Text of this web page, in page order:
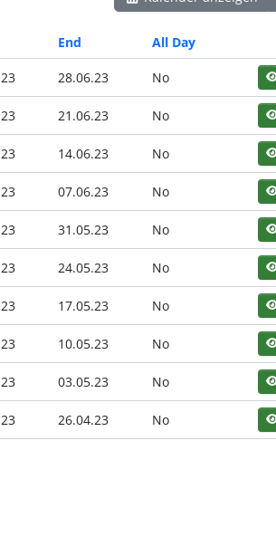
End All Day
28.06.23 No
21.06.23 No
14.06.23 No
07.06.23 No
31.05.23 No
24.05.23 No
17.05.23 No
10.05.23 No
03.05.23 No
26.04.23 No